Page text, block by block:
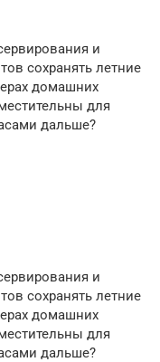
и
сохранять летние
домашних
для
дальше?
и
сохранять летние
домашних
для
дальше?